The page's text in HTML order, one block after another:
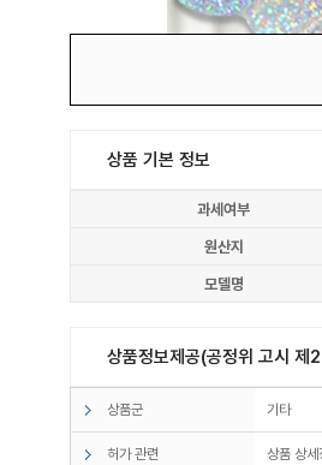
상품 기본 정보
과세여부
원산지
모델명
상품정보제공(공정위 고시
상품군 기타
허가 관련 상품 상